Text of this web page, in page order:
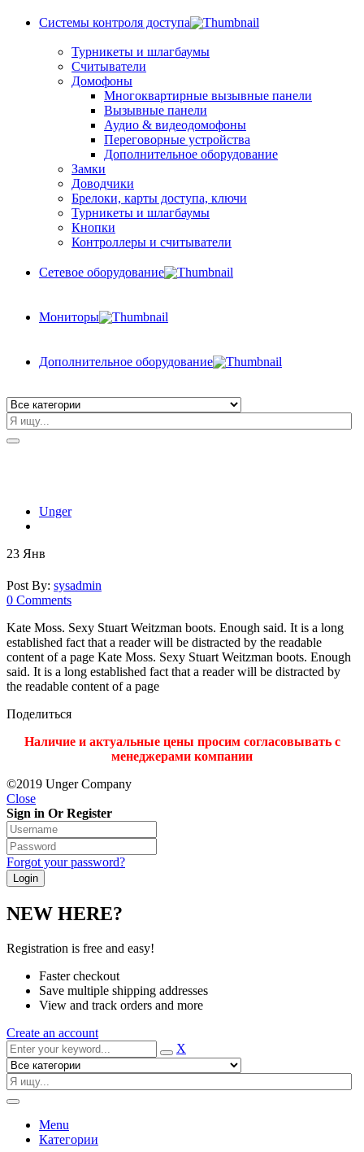
Системы контроля доступа
Турникеты и шлагбаумы
Cчитыватели
Домофоны
Многоквартирные вызывные панели
Вызывные панели
Аудио & видеодомофоны
Переговорные устройства
Дополнительное оборудование
Замки
Доводчики
Брелоки, карты доступа, ключи
Турникеты и шлагбаумы
Кнопки
Контроллеры и считыватели
Сетевое оборудование
Мониторы
Дополнительное оборудование
Unger
23 Янв
Post By: sysadmin
0 Comments
Kate Moss. Sexy Stuart Weitzman boots. Enough said. It is a long
established fact that a reader will be distracted by the readable
content of a page Kate Moss. Sexy Stuart Weitzman boots. Enough
said. It is a long established fact that a reader will be distracted by
the readable content of a page
Поделиться
Наличие и актуальные цены просим согласовывать с
менеджерами компании
©2019 Unger Company
Close
Sign in Or Register
Forgot your password?
NEW HERE?
Registration is free and easy!
Faster checkout
Save multiple shipping addresses
View and track orders and more
Create an account
X
Menu
Категории